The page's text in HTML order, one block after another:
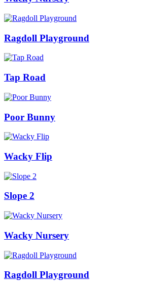
Ragdoll Playground
Tap Road
Poor Bunny
Wacky Flip
Slope 2
Wacky Nursery
Ragdoll Playground